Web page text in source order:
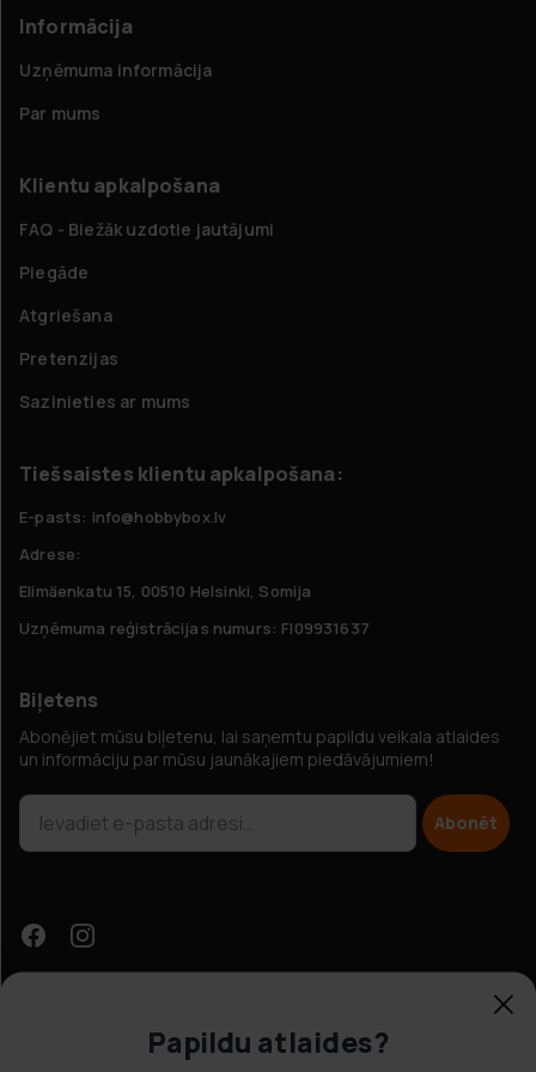
Informācija
Uzņēmuma informācija
Par mums
Klientu apkalpošana
FAQ - Biežāk uzdotie jautājumi
Piegāde
Atgriešana
Pretenzijas
Sazinieties ar mums
Tiešsaistes klientu apkalpošana:
E-pasts: info@hobbybox.lv
Adrese:
Elimäenkatu 15, 00510 Helsinki, Somija
Uzņēmuma reģistrācijas numurs: FI09931637
Biļetens
Abonējiet mūsu biļetenu, lai saņemtu papildu veikala atlaides
un informāciju par mūsu jaunākajiem piedāvājumiem!
Abonēt
Papildu atlaides?